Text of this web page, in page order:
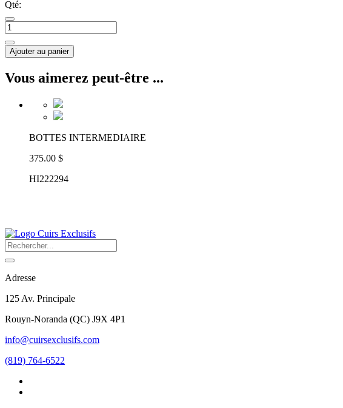
Qté:
Ajouter au panier
Vous aimerez peut-être ...
BOTTES INTERMEDIAIRE
375.00 $
HI222294
Adresse
125 Av. Principale
Rouyn-Noranda (QC) J9X 4P1
info@cuirsexclusifs.com
(819) 764-6522